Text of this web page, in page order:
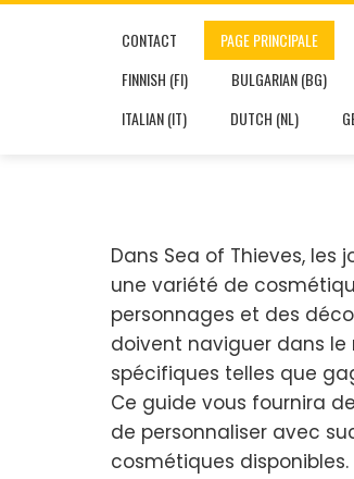
Skip
CONTACT PAGE PRINCIPALE
FINNISH (FI)
BULGARIAN (BG)
ITALIAN (IT)
DUTCH (NL)
Dans Sea of Thieves,
une variété de
personnages et des
doivent naviguer dans
spécifiques telles que
Ce guide vous fournira
de personnaliser avec
cosmétiques disponibles.